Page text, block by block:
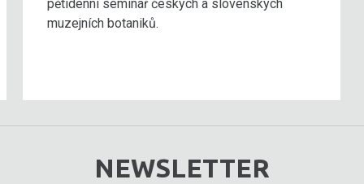
pětidenní seminář českých a slovenských
muzejních botaniků.
NEWSLETTER